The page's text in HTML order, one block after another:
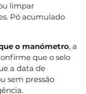
limpar
Pó acumulado
o manómetro, a
que o selo
a data de
sem pressão